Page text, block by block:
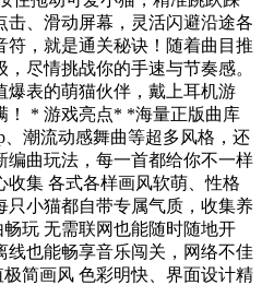
、滑动屏幕，灵活闪避沿途各
，就是通关秘诀！随着曲目推
尽情挑战你的手速与节奏感。
爆表的萌猫伙伴，戴上耳机游
！ * 游戏亮点* *海量正版曲库
潮流动感舞曲等超多风格，还
编曲玩法，每一首都给你不一样
集 各式各样画风软萌、性格
只小猫都自带专属气质，收集养
玩 无需联网也能随时随地开
线也能畅享音乐闯关，网络不佳
简画风 色彩明快、界面设计精